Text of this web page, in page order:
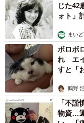
じた42
ォト」
まい
ボロボ
れ エ
すと「
鶴野
「不
物資…